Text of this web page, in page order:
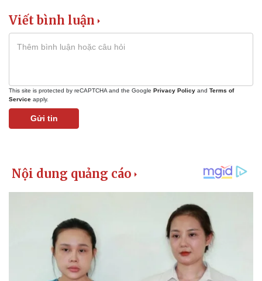
Viết bình luận
This site is protected by reCAPTCHA and the Google Privacy Policy and Terms of
Service apply.
Gửi tin